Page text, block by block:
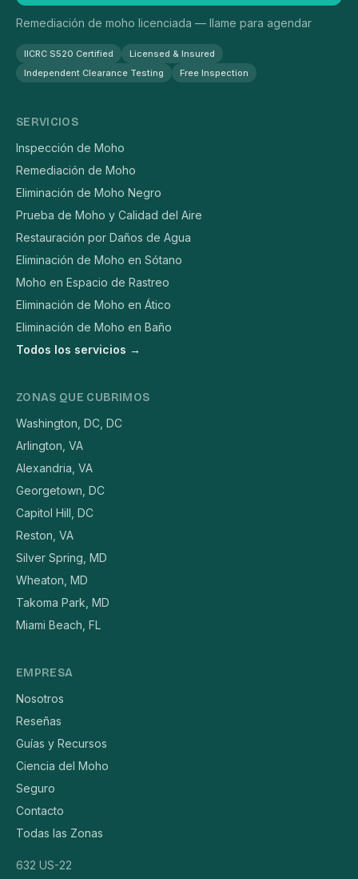
Remediación de moho licenciada — llame para agendar
IICRC S520 Certified
Licensed & Insured
Independent Clearance Testing
Free Inspection
SERVICIOS
Inspección de Moho
Remediación de Moho
Eliminación de Moho Negro
Prueba de Moho y Calidad del Aire
Restauración por Daños de Agua
Eliminación de Moho en Sótano
Moho en Espacio de Rastreo
Eliminación de Moho en Ático
Eliminación de Moho en Baño
Todos los servicios →
ZONAS QUE CUBRIMOS
Washington, DC, DC
Arlington, VA
Alexandria, VA
Georgetown, DC
Capitol Hill, DC
Reston, VA
Silver Spring, MD
Wheaton, MD
Takoma Park, MD
Miami Beach, FL
EMPRESA
Nosotros
Reseñas
Guías y Recursos
Ciencia del Moho
Seguro
Contacto
Todas las Zonas
632 US-22